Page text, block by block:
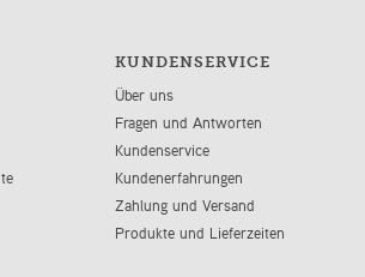
KUNDENSERVICE
Über uns
Fragen und Antworten
Kundenservice
Kundenerfahrungen
Zahlung und Versand
Produkte und Lieferzeiten